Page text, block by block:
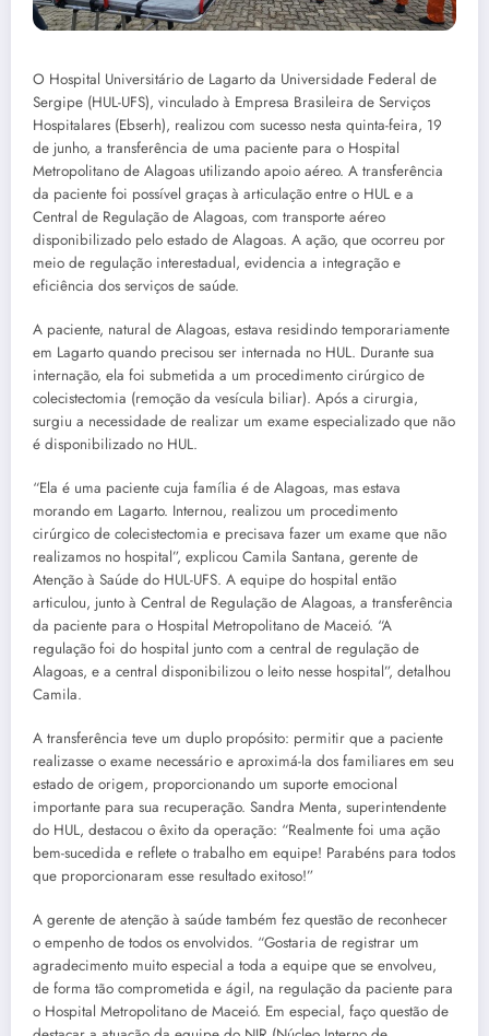
O Hospital Universitário de Lagarto da Universidade Federal de
Sergipe (HUL-UFS), vinculado à Empresa Brasileira de Serviços
Hospitalares (Ebserh), realizou com sucesso nesta quinta-feira, 19
de junho, a transferência de uma paciente para o Hospital
Metropolitano de Alagoas utilizando apoio aéreo. A transferência
da paciente foi possível graças à articulação entre o HUL e a
Central de Regulação de Alagoas, com transporte aéreo
disponibilizado pelo estado de Alagoas. A ação, que ocorreu por
meio de regulação interestadual, evidencia a integração e
eficiência dos serviços de saúde.
A paciente, natural de Alagoas, estava residindo temporariamente
em Lagarto quando precisou ser internada no HUL. Durante sua
internação, ela foi submetida a um procedimento cirúrgico de
colecistectomia (remoção da vesícula biliar). Após a cirurgia,
surgiu a necessidade de realizar um exame especializado que não
é disponibilizado no HUL.
“Ela é uma paciente cuja família é de Alagoas, mas estava
morando em Lagarto. Internou, realizou um procedimento
cirúrgico de colecistectomia e precisava fazer um exame que não
realizamos no hospital”, explicou Camila Santana, gerente de
Atenção à Saúde do HUL-UFS. A equipe do hospital então
articulou, junto à Central de Regulação de Alagoas, a transferência
da paciente para o Hospital Metropolitano de Maceió. “A
regulação foi do hospital junto com a central de regulação de
Alagoas, e a central disponibilizou o leito nesse hospital”, detalhou
Camila.
A transferência teve um duplo propósito: permitir que a paciente
realizasse o exame necessário e aproximá-la dos familiares em seu
estado de origem, proporcionando um suporte emocional
importante para sua recuperação. Sandra Menta, superintendente
do HUL, destacou o êxito da operação: “Realmente foi uma ação
bem-sucedida e reflete o trabalho em equipe! Parabéns para todos
que proporcionaram esse resultado exitoso!”
A gerente de atenção à saúde também fez questão de reconhecer
o empenho de todos os envolvidos. “Gostaria de registrar um
agradecimento muito especial a toda a equipe que se envolveu,
de forma tão comprometida e ágil, na regulação da paciente para
o Hospital Metropolitano de Maceió. Em especial, faço questão de